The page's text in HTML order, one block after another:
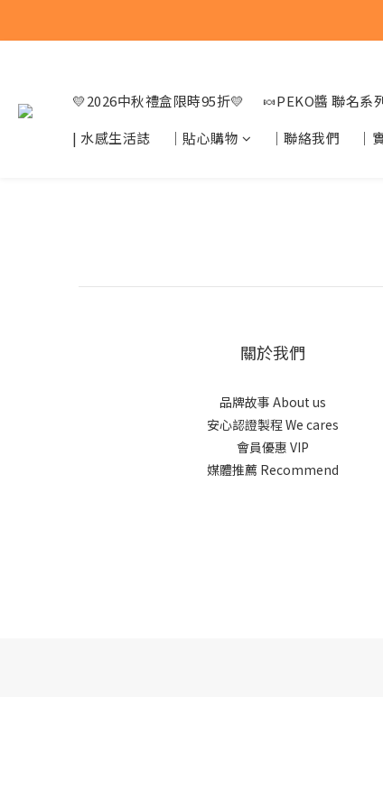
💛2026中秋禮盒限時95折💛 🍬PEKO醬 聯名系
| 水感生活誌
｜貼心購物 ｜聯絡我們 ｜
關於我們
品牌故事 About us
安心認證製程 We cares
會員優惠 VIP
媒體推薦 Recommend